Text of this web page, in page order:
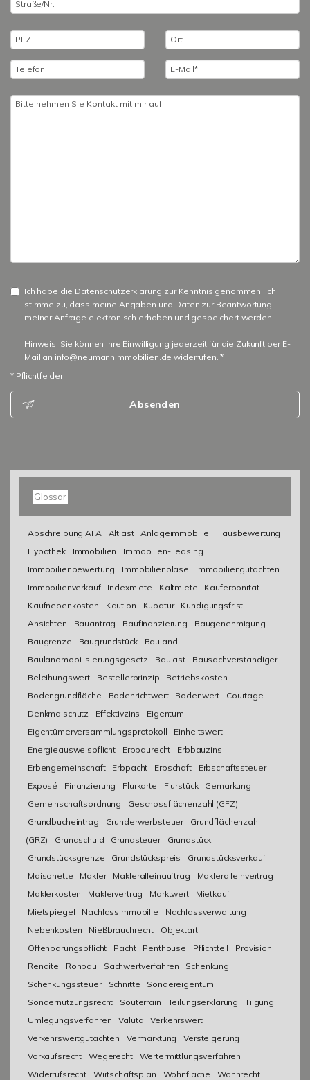
Ich habe die Datenschutzerklärung zur Kenntnis genommen. Ich
stimme zu, dass meine Angaben und Daten zur Beantwortung
meiner Anfrage elektronisch erhoben und gespeichert werden.
Hinweis: Sie können Ihre Einwilligung jederzeit für die Zukunft per E-
Mail an info@neumannimmobilien.de widerrufen. *
* Pflichtfelder
Absenden
Glossar
Abschreibung AFA Altlast Anlageimmobilie
Hausbewertung
Hypothek
Immobilien
Immobilien-Leasing
Immobilienbewertung
Immobilienblase
Immobiliengutachten
Immobilienverkauf
Indexmiete Kaltmiete
Käuferbonität
Kaufnebenkosten
Kaution Kubatur
Kündigungsfrist
Ansichten
Bauantrag Baufinanzierung
Baugenehmigung
Baugrenze
Baugrundstück
Bauland
Baulandmobilisierungsgesetz
Baulast
Bausachverständiger
Beleihungswert
Bestellerprinzip
Betriebskosten
Bodengrundfläche
Bodenrichtwert Bodenwert
Courtage
Denkmalschutz
Effektivzins
Eigentum
Eigentümerversammlungsprotokoll
Einheitswert
Energieausweispflicht
Erbbaurecht
Erbbauzins
Erbengemeinschaft
Erbpacht Erbschaft
Erbschaftssteuer
Exposé
Finanzierung Flurkarte Flurstück
Gemarkung
Gemeinschaftsordnung
Geschossflächenzahl (GFZ)
Grundbucheintrag
Grunderwerbsteuer
Grundflächenzahl
(GRZ)
Grundschuld Grundsteuer
Grundstück
Grundstücksgrenze
Grundstückspreis
Grundstücksverkauf
Maisonette
Makler Makleralleinauftrag
Makleralleinvertrag
Maklerkosten
Maklervertrag Marktwert
Mietkauf
Mietspiegel
Nachlassimmobilie
Nachlassverwaltung
Nebenkosten
Nießbrauchrecht
Objektart
Offenbarungspflicht
Pacht Penthouse Pflichtteil
Provision
Rendite
Rohbau Sachwertverfahren
Schenkung
Schenkungssteuer
Schnitte
Sondereigentum
Sondernutzungsrecht
Souterrain Teilungserklärung
Tilgung
Umlegungsverfahren
Valuta
Verkehrswert
Verkehrswertgutachten
Vermarktung
Versteigerung
Vorkaufsrecht
Wegerecht
Wertermittlungsverfahren
Widerrufsrecht
Wirtschaftsplan Wohnfläche
Wohnrecht